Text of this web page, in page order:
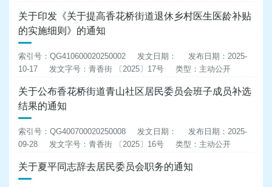
关于印发《关于提高香花桥街道退休乡村医生医龄补贴
的实施细则》的通知
索引号：QG410600020250002 发文日期：
发布日期：2025-
10-17
发文字号：青香街 〔2025〕17号 类型：主动公开
关于公布香花桥街道青山社区居民委员会班子成员补选
结果的通知
索引号：QG400700020250008 发文日期：
发布日期：2025-
09-28
发文字号：青香街 〔2025〕16号 类型：主动公开
关于夏平同志辞去居民委员会职务的通知